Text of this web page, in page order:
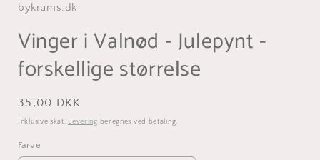
bykrums.dk
Vinger i Valnød - Julepynt -
forskellige størrelse
Normalpris
35,00 DKK
Inklusive skat. Levering beregnes ved betaling.
Farve